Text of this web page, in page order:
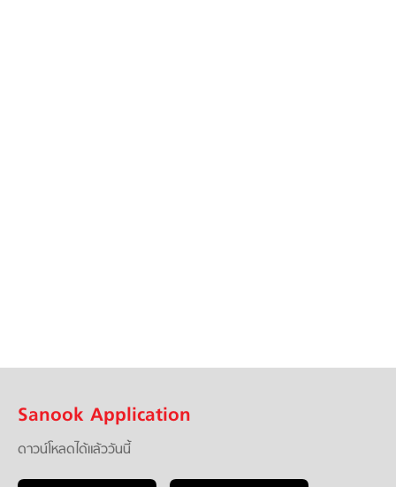
Sanook Application
ดาวน์โหลดได้แล้ววันนี้